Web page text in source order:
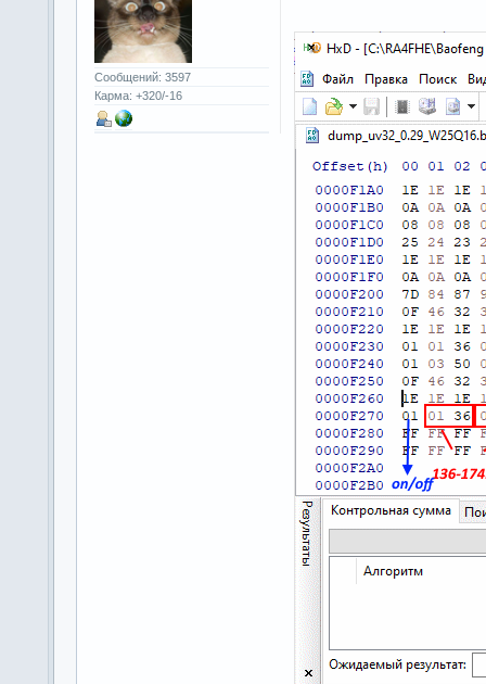
Сообщений: 3597
Карма: +320/-16